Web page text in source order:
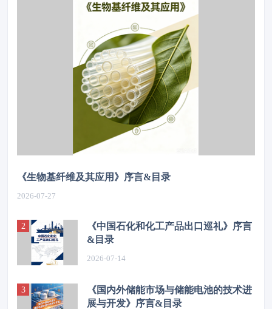
《生物基纤维及其应用》序言&目录
2026-07-27
《中国石化和化工产品出口巡礼》序言
&目录
2026-07-14
《国内外储能市场与储能电池的技术进
展与开发》序言&目录